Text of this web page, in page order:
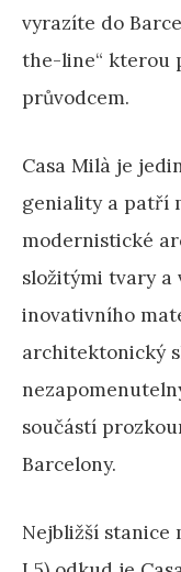
vyrazíte do
the-line“ kterou
průvodcem.
Casa Milà je
geniality a patří
modernistické
složitými tvary a
inovativního
architektonický
součástí
Barcelony.
Nejbližší stanice